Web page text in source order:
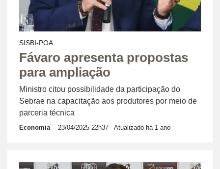
SISBI-POA
Fávaro apresenta propostas
para ampliação
Ministro citou possibilidade da participação do
Sebrae na capacitação aos produtores por meio de
parceria técnica
Economia 23/04/2025 22h37 - Atualizado há 1 ano